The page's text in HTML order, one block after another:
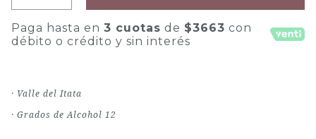
Paga hasta en 3 cuotas de $3663 con
débito o crédito y sin interés
· Valle del Itata
· Grados de Alcohol 12